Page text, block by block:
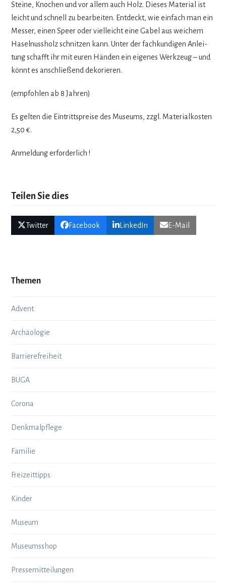
Steine, Kno­chen und vor allem auch Holz. Die­ses Mate­rial ist
leicht und schnell zu bear­bei­ten. Ent­deckt, wie ein­fach man ein
Mes­ser, einen Speer oder viel­leicht eine Gabel aus wei­chem
Hasel­nuss­holz schnit­zen kann. Unter der fach­kun­di­gen Anlei­
tung schafft ihr mit euren Hän­den ein eige­nes Werk­zeug – und
könnt es anschlie­ßend dekorieren.
(emp­foh­len ab 8 Jahren)
Es gel­ten die Ein­tritts­preise des Muse­ums, zzgl. Mate­ri­al­kos­ten
2,50 €.
Anmel­dung erforderlich !
Teilen Sie dies
Twitter Facebook LinkedIn E-Mail
Themen
Advent
Archäologie
Barrierefreiheit
BUGA
Corona
Denkmalpflege
Familie
Freizeittipps
Kinder
Museum
Museumsshop
Pressemitteilungen